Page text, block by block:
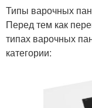
Типы варочных
Перед тем как
типах варочных
категории: